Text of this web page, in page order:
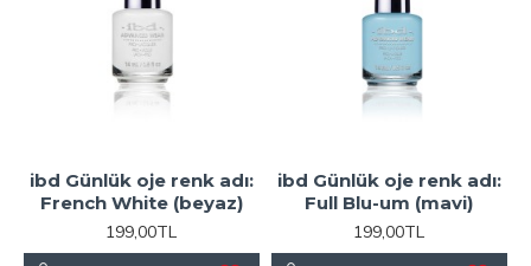
ibd Günlük oje renk adı:
French White (beyaz)
199,00TL
ibd Günlük oje renk adı:
Full Blu-um (mavi)
199,00TL